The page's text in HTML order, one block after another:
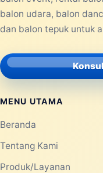
balon udara, balon
dan balon tepuk untuk
MENU UTAMA
Beranda
Tentang Kami
Produk/Layanan